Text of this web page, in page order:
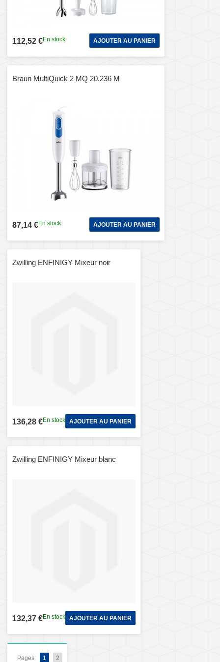
112,52 €En stock AJOUTER AU PANIER
Braun MultiQuick 2 MQ 20.236 M
87,14 €En stock AJOUTER AU PANIER
Zwilling ENFINIGY Mixeur noir
136,28 €En stock AJOUTER AU PANIER
Zwilling ENFINIGY Mixeur blanc
132,37 €En stock AJOUTER AU PANIER
Pages: 1 2